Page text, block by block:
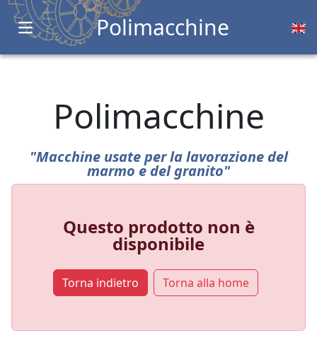
Open main menuPolimacchine
Polimacchine
"Macchine usate per la lavorazione del
marmo e del granito"
Questo prodotto non è
disponibile
Torna indietro Torna alla home